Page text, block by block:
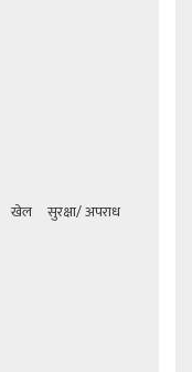
खेल
सुरक्षा/ अपराध